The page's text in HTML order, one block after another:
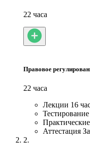
22 часа
Правовое
22 часа
Лекции 16
Тестирование
Аттестация
2.